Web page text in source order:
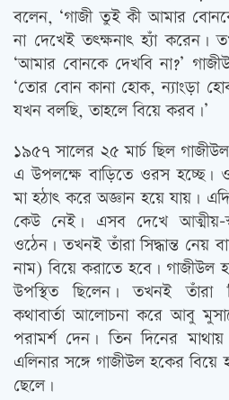
বলেন, ‘গাজী তুই কী আমার
না দেখেই তত্‍ক্ষনাত্‍ হ্যাঁ
‘আমার বোনকে দেখবি না?’
‘তোর বোন কানা হোক, ন্যাংড়া
যখন বলছি, তাহলে বিয়ে করব।’
১৯৫৭ সালের ২৫ মার্চ ছিল গাজীউল
এ উপলক্ষে বাড়িতে ওরস হচ্ছে।
মা হঠাত্‍ করে অজ্ঞান হয়ে যায়।
কেউ নেই। এসব দেখে আত্মীয়-
ওঠেন। তখনই তাঁরা সিদ্ধান্ত নেয়
নাম) বিয়ে করাতে হবে। গাজীউল
উপস্থিত ছিলেন। তখনই তাঁরা
কথাবার্তা আলোচনা করে আবু
পরামর্শ দেন। তিন দিনের
এলিনার সঙ্গে গাজীউল হকের
ছেলে।